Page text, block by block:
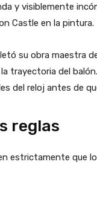
y visiblemente
Castle en la pintura.
su obra maestra
trayectoria del
del reloj antes de
reglas
estrictamente que